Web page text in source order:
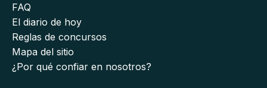
FAQ
El diario de hoy
Reglas de concursos
Mapa del sitio
¿Por qué confiar en nosotros?